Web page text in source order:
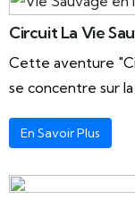
Circuit La Vie
Cette aventure
se concentre sur
En Savoir Plus